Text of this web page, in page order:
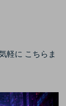
軽に こちらま